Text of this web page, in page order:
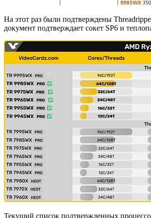
На этот раз были подтверждены
документ подтверждает сокет SP6 и
Текущий список подтвержденных